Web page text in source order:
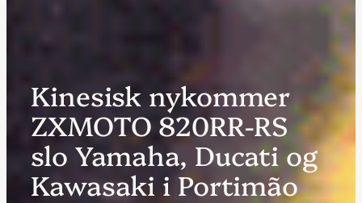
Kinesisk nykommer
ZXMOTO 820RR-RS
slo Yamaha, Ducati og
Kawasaki i Portimão